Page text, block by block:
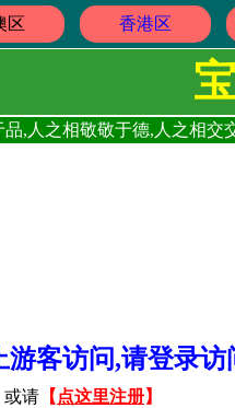
区 香港区
品,人之相敬敬于德,人之相
游客访问,请登录
或请 【 点这里注册】